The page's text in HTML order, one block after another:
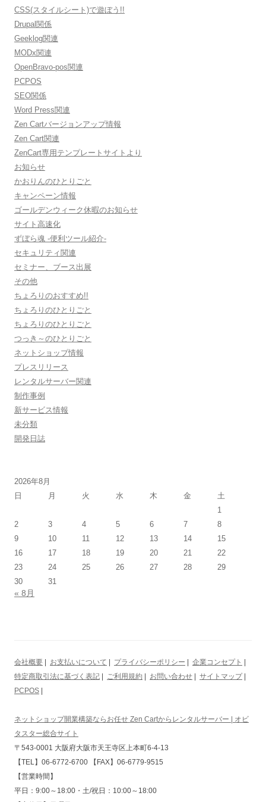
CSS(スタイルシート)で遊ぼう!!
Drupal関係
Geeklog関連
MODx関連
OpenBravo-pos関連
PCPOS
SEO関係
Word Press関連
Zen Cartバージョンアップ情報
Zen Cart関連
ZenCart専用テンプレートサイトより
お知らせ
かおりんのひとりごと
キャンペーン情報
ゴールデンウィーク休暇のお知らせ
サイト高速化
ずぼら魂 -便利ツール紹介-
セキュリティ関連
セミナー、ブース出展
その他
ちょろりのおすすめ!!
ちょろりのひとりごと
ちょろりのひとりごと
つっき～のひとりごと
ネットショップ情報
プレスリリース
レンタルサーバー関連
制作事例
新サービス情報
未分類
開発日誌
2026年8月
日
月 火 水 木 金
土
1
2
3 4 5 6 7
8
9
10 11 12 13 14
15
16
17 18 19 20 21
22
23
24 25 26 27 28
29
30
31
« 8月
会社概要 お支払いについて プライバシーポリシー 企業コンセプト
特定商取引法に基づく表記
ご利用規約 お問い合わせ サイトマップ|
PCPOS
ネットショップ開業構築ならお任せ Zen Cartからレンタルサーバー | オビ
タスター総合サイト
〒543-0001 大阪府大阪市天王寺区上本町6-4-13
【TEL】06-6772-6700 【FAX】06-6779-9515
【営業時間】
平日：9:00～18:00・土/祝日：10:00～18:00